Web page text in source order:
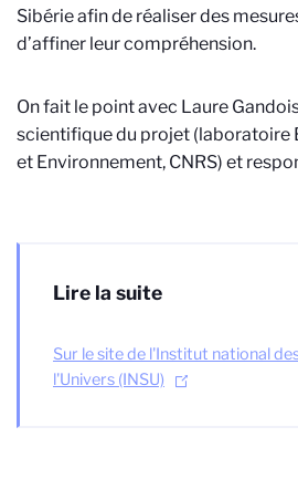
Sibérie afin de réaliser des
d’affiner leur compréhension.
On fait le point avec Laure
scientifique du projet (laboratoire
et Environnement, CNRS) et
Lire la suite
Sur le site de l'Institut national
l'Univers (INSU)